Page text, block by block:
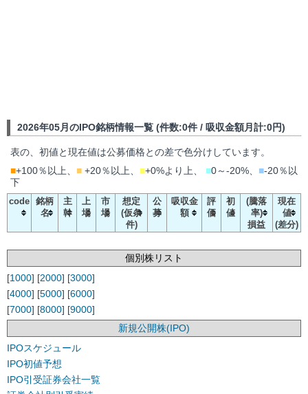
2026年05月のIPO銘柄情報一覧 (件数:0件 / 吸収金額月計:0円)
表の、初値と現在値は公募価格との差で色分けしています。
■+100％以上、 ■ +20％以上、 ■+0%より上、 ■0～-20%、 ■-20％以
下
code 銘柄
名
主
幹
上
場
市
場
想定
(仮条
件)
公
募
吸収金
額
評
価
初
値
(騰落
率)
損益
現在
値
(差分)
個別株リスト
[1000] [2000] [3000]
[4000] [5000] [6000]
[7000] [8000] [9000]
新規公開株(IPO)
IPOスケジュール
IPO初値予想
IPO引受証券会社一覧